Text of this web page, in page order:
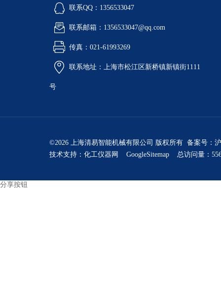
联系QQ：1356533047
联系邮箱：1356533047@qq.com
传真：021-61993269
联系地址：上海市松江区新桥镇新镇街1111
号
©2026 上海清易智能机械有限公司 版权所有 备案号：
技术支持： 化工仪器网 GoogleSitemap 总访问量：
分享按钮